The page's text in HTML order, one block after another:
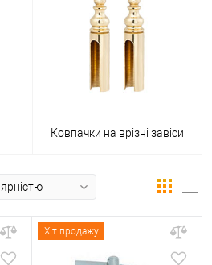
Ковпачки на врізні завіси
Хіт продажу